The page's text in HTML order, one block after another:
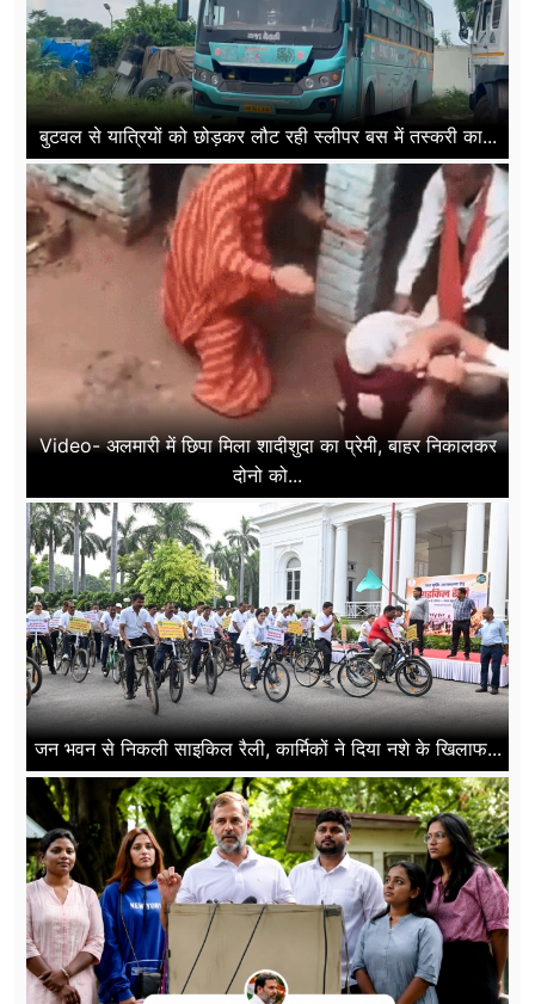
बुटवल से यात्रियों को छोड़कर लौट रही स्लीपर बस में तस्करी का...
Video- अलमारी में छिपा मिला शादीशुदा का प्रेमी, बाहर निकालकर
दोनो को...
जन भवन से निकली साइकिल रैली, कार्मिकों ने दिया नशे के खिलाफ...